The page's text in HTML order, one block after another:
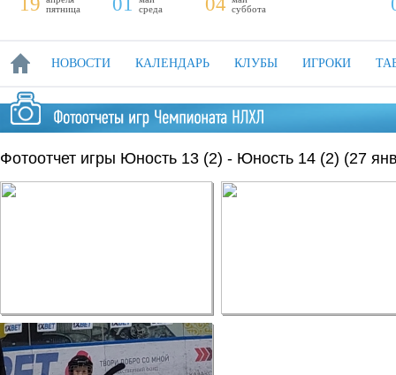
пятница
среда
суббота
НОВОСТИ КАЛЕНДАРЬ КЛУБЫ ИГРОКИ
Фотоотчет игры Юность 13 (2) - Юность 14 (2) (27